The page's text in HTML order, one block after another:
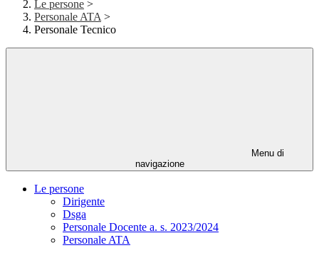
Le persone >
Personale ATA >
Personale Tecnico
Menu di
navigazione
Le persone
Dirigente
Dsga
Personale Docente a. s. 2023/2024
Personale ATA